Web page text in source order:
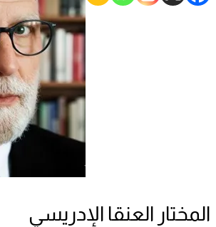
المختار العنقا الإدريسي